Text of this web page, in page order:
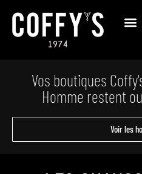
Vos boutiques
Homme restent
Voir les